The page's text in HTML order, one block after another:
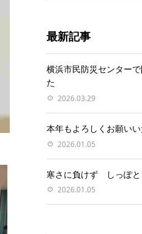
最新記事
横浜市民防災センター
た
2026.03.29
本年もよろしくお願い
2026.01.05
寒さに負けず しっぽと
2026.01.05